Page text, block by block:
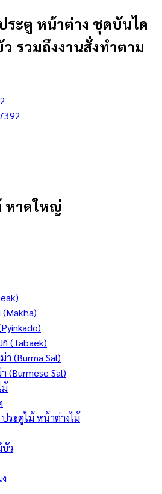
ระตู หน้าต่าง ชุดบันได
รวมถึงงานสั่งทำตาม
หาดใหญ่
(Tabaek)
า (Burma Sal)
(Burmese Sal)
ม้
ประตูไม้ หน้าต่างไม้
บัว